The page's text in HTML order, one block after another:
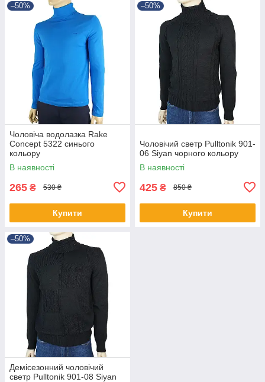
–50%
Чоловіча водолазка Rake
Concept 5322 синього
кольору
В наявності
265 ₴ 530 ₴
Купити
–50%
Чоловічий светр Pulltonik 901-
06 Siyan чорного кольору
В наявності
425 ₴ 850 ₴
Купити
–50%
Демісезонний чоловічий
светр Pulltonik 901-08 Siyan